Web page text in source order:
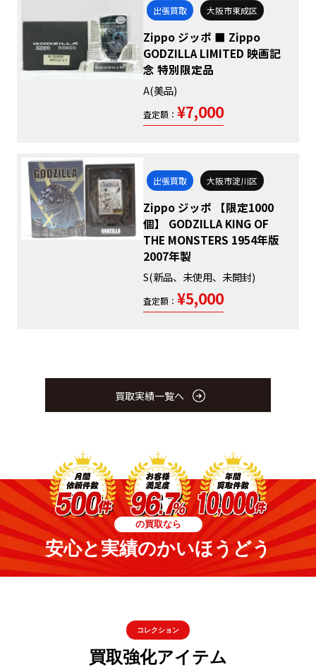
出張買取 大阪市東成区
Zippo ジッポ ■ Zippo
GODZILLA LIMITED 映画記
念 特別限定品
A(美品)
査定額： ¥7,000
出張買取 大阪市淀川区
Zippo ジッポ 【限定1000
個】 GODZILLA KING OF
THE MONSTERS 1954年版
2007年製
S(新品、未使用、未開封)
査定額： ¥5,000
買取実績一覧へ
の買取なら
安心と実績のかいほうどう
コレクション
買取強化アイテム